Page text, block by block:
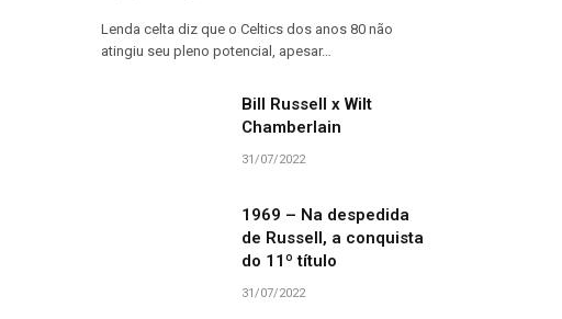
Lenda celta diz que o Celtics dos anos 80 não
atingiu seu pleno potencial, apesar…
Bill Russell x Wilt
Chamberlain
31/07/2022
1969 – Na despedida
de Russell, a conquista
do 11º título
31/07/2022